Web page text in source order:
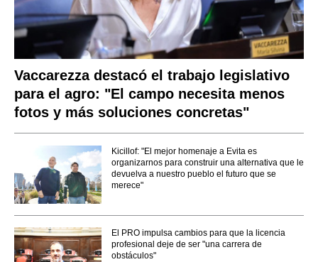
Vaccarezza destacó el trabajo legislativo
para el agro: "El campo necesita menos
fotos y más soluciones concretas"
Kicillof: "El mejor homenaje a Evita es
organizarnos para construir una alternativa que le
devuelva a nuestro pueblo el futuro que se
merece"
El PRO impulsa cambios para que la licencia
profesional deje de ser "una carrera de
obstáculos"